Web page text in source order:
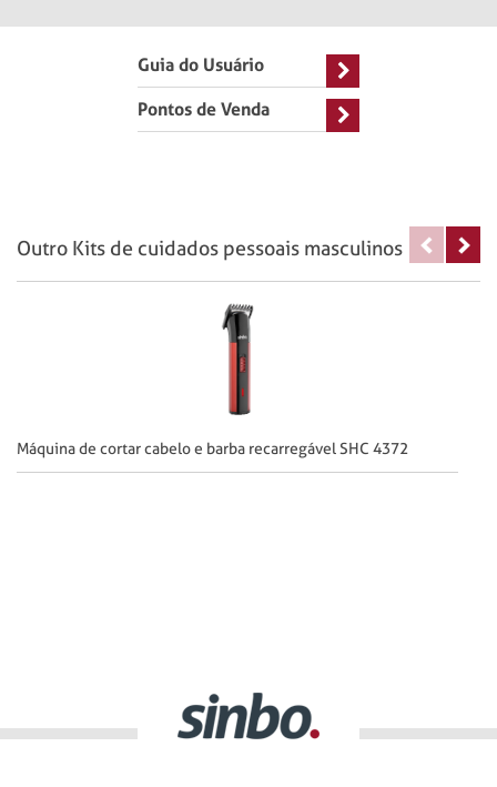
Guia do Usuário
Pontos de Venda
Outro Kits de cuidados pessoais masculinos
Máquina de cortar cabelo e barba recarregável SHC 4372